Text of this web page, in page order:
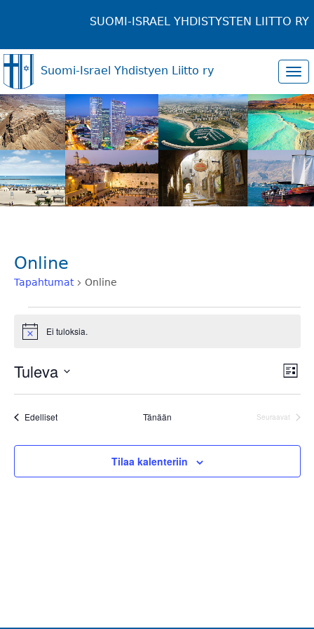
SUOMI-ISRAEL YHDISTYSTEN LIITTO RY
Suomi-Israel Yhdistyen Liitto ry
Online
Tapahtumat Online
Notice Ei tuloksia.
Lista
Tuleva
Valitse
EdellisetTapahtumat Tänään
Seuraavat
Tilaa kalenteriin